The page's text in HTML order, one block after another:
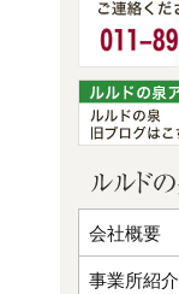
会社概要
事業所紹介